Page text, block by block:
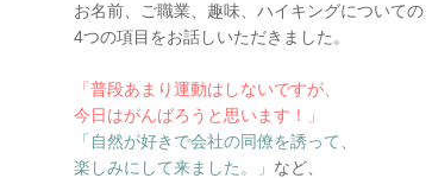
お名前、ご職業、趣味、ハイキングについての
4つの項目をお話しいただきました。
「普段あまり運動はしないですが、
今日はがんばろうと思います！」
「自然が好きで会社の同僚を誘って、
楽しみにして来ました。」 など、